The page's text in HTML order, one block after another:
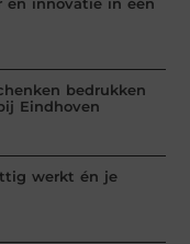
bedrukken
Eindhoven
werkt én je